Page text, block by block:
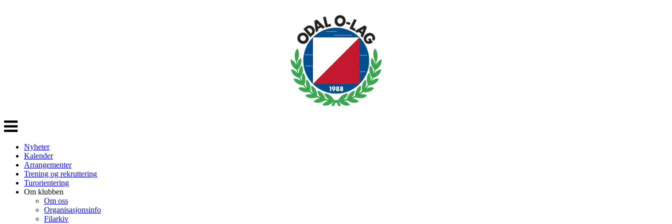
Veksle
navigasjon
Nyheter
Kalender
Arrangementer
Trening og rekruttering
Turorientering
Om klubben
Om oss
Organisasjonsinfo
Filarkiv